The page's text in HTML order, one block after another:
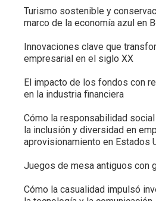
Turismo sostenible y
marco de la economía azul en
Innovaciones clave que
empresarial en el siglo XX
El impacto de los fondos con
en la industria financiera
Cómo la responsabilidad
la inclusión y diversidad en
aprovisionamiento en Estados
Juegos de mesa antiguos con
Cómo la casualidad impulsó